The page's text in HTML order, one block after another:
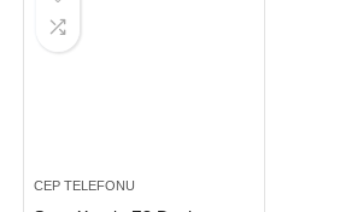
CEP TELEFONU